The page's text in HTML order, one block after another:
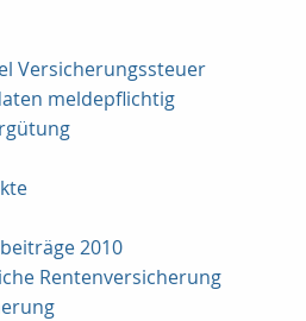
Versicherungssteuer
meldepflichtig
2010
Rentenversicherung